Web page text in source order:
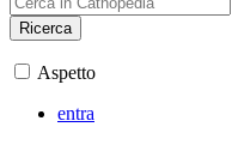
Ricerca
Aspetto
entra